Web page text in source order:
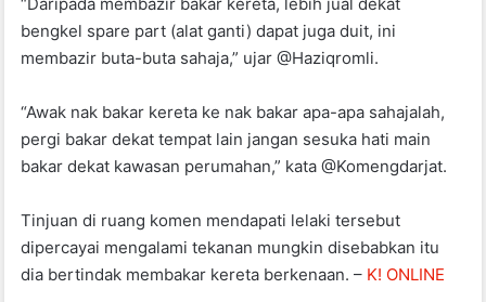
bengkel spare part (alat ganti) dapat juga duit, ini
membazir buta-buta sahaja,” ujar @Haziqromli.
“Awak nak bakar kereta ke nak bakar apa-apa sahajalah,
pergi bakar dekat tempat lain jangan sesuka hati main
bakar dekat kawasan perumahan,” kata @Komengdarjat.
Tinjuan di ruang komen mendapati lelaki tersebut
dipercayai mengalami tekanan mungkin disebabkan itu
dia bertindak membakar kereta berkenaan. – K! ONLINE